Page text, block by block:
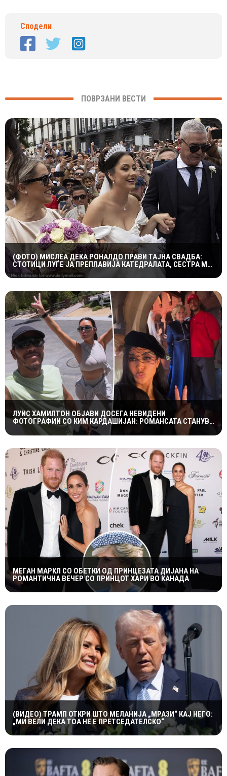
Сподели
ПОВРЗАНИ ВЕСТИ
(ФОТО) МИСЛЕА ДЕКА РОНАЛДО ПРАВИ ТАЈНА СВАДБА:
СТОТИЦИ ЛУЃЕ ЈА ПРЕПЛАВИЈА КАТЕДРАЛАТА, СЕСТРА МУ
ОСТРО РЕАГИРАШЕ
ЛУИС ХАМИЛТОН ОБЈАВИ ДОСЕГА НЕВИДЕНИ
ФОТОГРАФИИ СО КИМ КАРДАШИЈАН: РОМАНСАТА СТАНУВА
СÈ ПОСЕРИОЗНА
МЕГАН МАРКЛ СО ОБЕТКИ ОД ПРИНЦЕЗАТА ДИЈАНА НА
РОМАНТИЧНА ВЕЧЕР СО ПРИНЦОТ ХАРИ ВО КАНАДА
(ВИДЕО) ТРАМП ОТКРИ ШТО МЕЛАНИЈА „МРАЗИ“ КАЈ НЕГО:
„МИ ВЕЛИ ДЕКА ТОА НЕ Е ПРЕТСЕДАТЕЛСКО“